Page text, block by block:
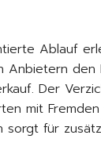
Ablauf
Anbietern den
Der
mit
sorgt für